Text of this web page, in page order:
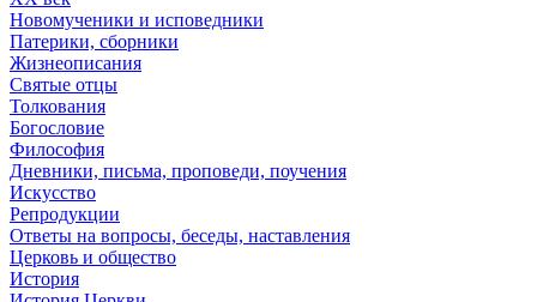
Новомученики и исповедники
Патерики, сборники
Жизнеописания
Святые отцы
Толкования
Богословие
Философия
Дневники, письма, проповеди, поучения
Искусство
Репродукции
Ответы на вопросы, беседы, наставления
Церковь и общество
История